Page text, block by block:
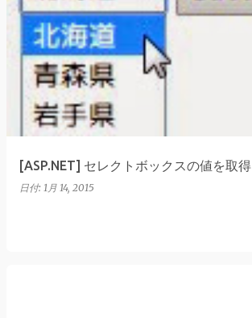
[ASP.NET] セレクトボックスの値を取得
日付: 1月 14, 2015